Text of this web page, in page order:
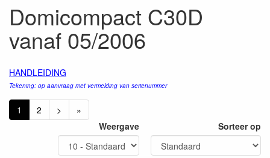
Domicompact C30D
vanaf 05/2006
HANDLEIDING
Tekening: op aanvraag met vermelding van serienummer
1 2 >
»
Weergave
Sorteer op